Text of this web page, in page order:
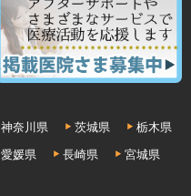
神奈川県 茨城県
栃木県
愛媛県 長崎県
宮城県